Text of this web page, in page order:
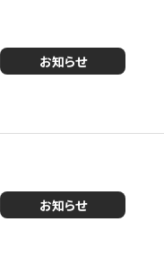
お知らせ
お知らせ